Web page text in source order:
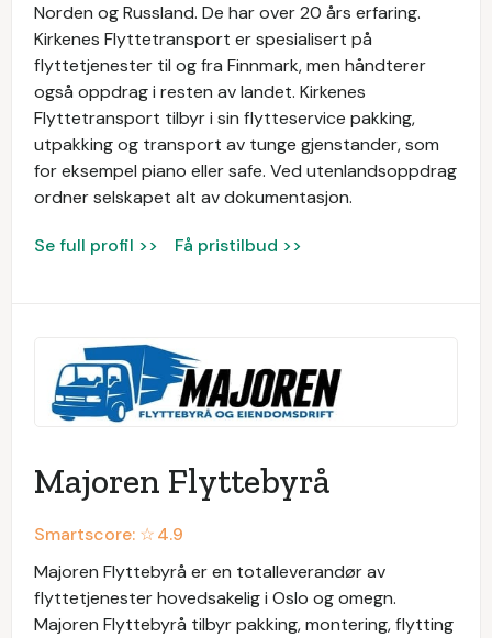
Norden og Russland. De har over 20 års erfaring.
Kirkenes Flyttetransport er spesialisert på
flyttetjenester til og fra Finnmark, men håndterer
også oppdrag i resten av landet. Kirkenes
Flyttetransport tilbyr i sin flytteservice pakking,
utpakking og transport av tunge gjenstander, som
for eksempel piano eller safe. Ved utenlandsoppdrag
ordner selskapet alt av dokumentasjon.
Se full profil >> Få pristilbud >>
Majoren Flyttebyrå
Smartscore: ☆4.9
Majoren Flyttebyrå er en totalleverandør av
flyttetjenester hovedsakelig i Oslo og omegn.
Majoren Flyttebyrå tilbyr pakking, montering, flytting